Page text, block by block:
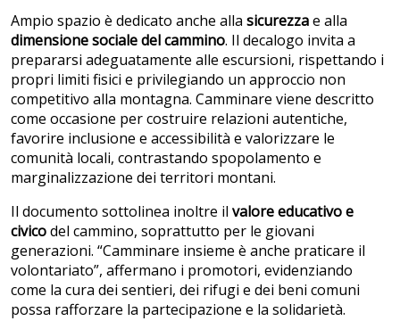
Ampio spazio è dedicato anche alla sicurezzae alla
dimensione sociale del cammino. Il decalogo invita a
prepararsi adeguatamente alle escursioni, rispettando i
propri limiti fisici e privilegiando un approccio non
competitivo alla montagna. Camminare viene descritto
come occasione per costruire relazioni autentiche,
favorire inclusione e accessibilità e valorizzare le
comunità locali, contrastando spopolamento e
marginalizzazione dei territori montani.
Il documento sottolinea inoltre il valore educativo e
civicodel cammino, soprattutto per le giovani
generazioni. “Camminare insieme è anche praticare il
volontariato”, affermano i promotori, evidenziando
come la cura dei sentieri, dei rifugi e dei beni comuni
possa rafforzare la partecipazione e la solidarietà.